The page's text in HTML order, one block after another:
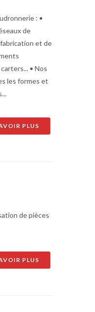
: •
de
et de
• Nos
les formes et
PLUS
de pièces
PLUS